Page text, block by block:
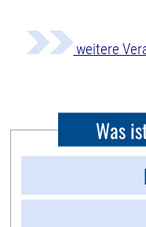
weitere
Was